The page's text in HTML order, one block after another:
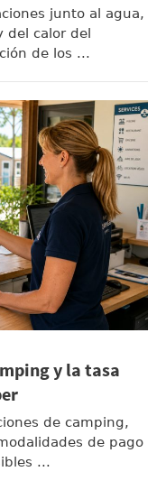
junto al agua,
del calor del
de los ...
y la tasa
de camping,
de pago
...